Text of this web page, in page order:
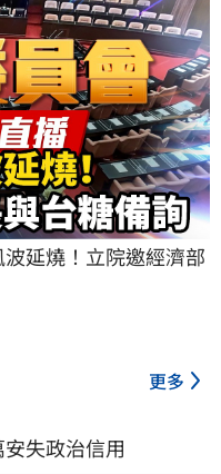
波延燒！立院邀經濟部
更多
失政治信用